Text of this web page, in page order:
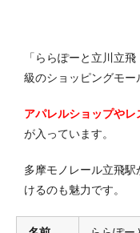
「ららぽーと立川立
級のショッピングモー
アパレルショップや
が入っています。
多摩モノレール立飛
けるのも魅力です。